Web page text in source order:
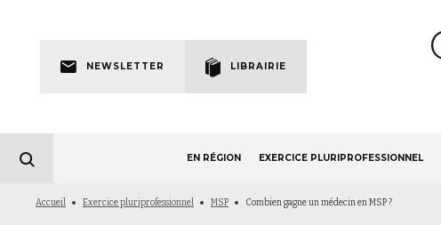
navigation
NEWSLETTER LIBRAIRIE
EN RÉGION EXERCICE PLURIPROFESSIONNEL
Fil
Accueil Exercice pluriprofessionnel MSP Combien gagne un médecin en MSP ?